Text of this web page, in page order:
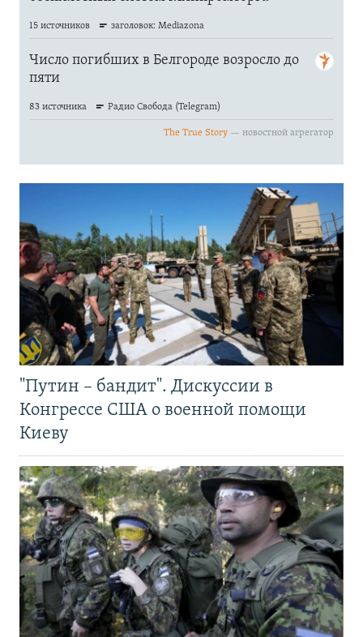
"Путин – бандит". Дискуссии в
Конгрессе США о военной помощи
Киеву